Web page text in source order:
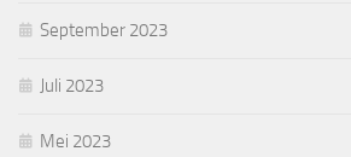
September 2023
Juli 2023
Mei 2023